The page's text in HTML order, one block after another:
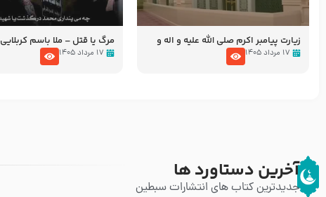
زیارت پیامبر اکرم صلی الله علیه و اله و
سلم در مدینه به همراه تصاویری از
۱۷ مرداد ۱۴۰۵
مرگ یا قتل – ملا باسم کربلایی
۱۷ مرداد ۱۴۰۵
آخرین دستاورد ها
جدیدترین کتاب های انتشارات سبطین